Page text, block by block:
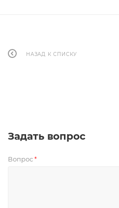
НАЗАД К СПИСКУ
Задать вопрос
Вопрос *